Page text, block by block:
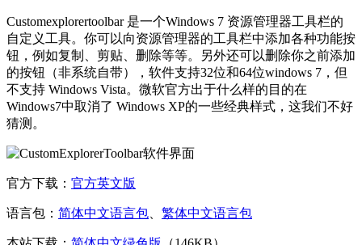
Customexplorertoolbar 是一个Windows 7 资源管理器工具栏的
自定义工具。你可以向资源管理器的工具栏中添加各种功能按
钮，例如复制、剪贴、删除等等。另外还可以删除你之前添加
的按钮（非系统自带），软件支持32位和64位windows 7，但
不支持 Windows Vista。微软官方出于什么样的目的在
Windows7中取消了 Windows XP的一些经典样式，这我们不好
猜测。
官方下载： 官方英文版
语言包： 简体中文语言包、 繁体中文语言包